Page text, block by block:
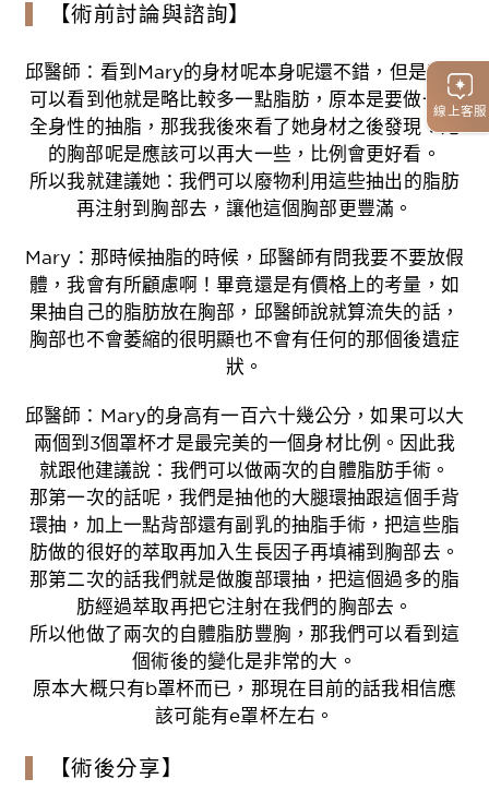
線上客服
【術前討論與諮詢】
邱醫師：看到Mary的身材呢本身呢還不錯，但是我們
可以看到他就是略比較多一點脂肪，原本是要做一個
全身性的抽脂，那我我後來看了她身材之後發現：她
的胸部呢是應該可以再大一些，比例會更好看。
所以我就建議她：我們可以廢物利用這些抽出的脂肪
再注射到胸部去，讓他這個胸部更豐滿。
Mary：那時候抽脂的時候，邱醫師有問我要不要放假
體，我會有所顧慮啊！畢竟還是有價格上的考量，如
果抽自己的脂肪放在胸部，邱醫師說就算流失的話，
胸部也不會萎縮的很明顯也不會有任何的那個後遺症
狀。
邱醫師：Mary的身高有一百六十幾公分，如果可以大
兩個到3個罩杯才是最完美的一個身材比例。因此我
就跟他建議說：我們可以做兩次的自體脂肪手術。
那第一次的話呢，我們是抽他的大腿環抽跟這個手背
環抽，加上一點背部還有副乳的抽脂手術，把這些脂
肪做的很好的萃取再加入生長因子再填補到胸部去。
那第二次的話我們就是做腹部環抽，把這個過多的脂
肪經過萃取再把它注射在我們的胸部去。
所以他做了兩次的自體脂肪豐胸，那我們可以看到這
個術後的變化是非常的大。
原本大概只有b罩杯而已，那現在目前的話我相信應
該可能有e罩杯左右。
【術後分享】